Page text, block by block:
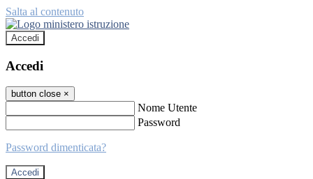
Salta al contenuto
Accedi
Accedi
button close ×
Nome Utente
Password
Password dimenticata?